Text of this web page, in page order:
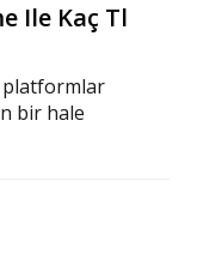
Ile Kaç Tl
platformlar
bir hale